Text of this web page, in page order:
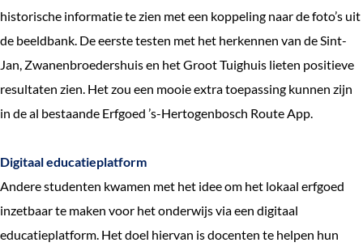
historische informatie te zien met een koppeling naar de foto’s uit
de beeldbank. De eerste testen met het herkennen van de Sint-
Jan, Zwanenbroedershuis en het Groot Tuighuis lieten positieve
resultaten zien. Het zou een mooie extra toepassing kunnen zijn
in de al bestaande Erfgoed ’s-Hertogenbosch Route App.
Digitaal educatieplatform
Andere studenten kwamen met het idee om het lokaal erfgoed
inzetbaar te maken voor het onderwijs via een digitaal
educatieplatform. Het doel hiervan is docenten te helpen hun